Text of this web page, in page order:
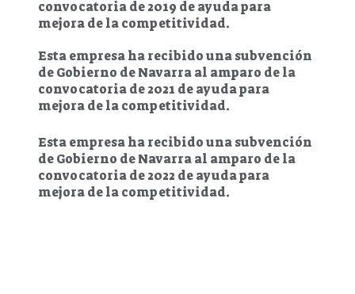
convocatoria de 2019 de ayuda para
mejora de la competitividad.
Esta empresa ha recibido una subvención
de Gobierno de Navarra al amparo de la
convocatoria de 2021 de ayuda para
mejora de la competitividad.
Esta empresa ha recibido una subvención
de Gobierno de Navarra al amparo de la
convocatoria de 2022 de ayuda para
mejora de la competitividad.